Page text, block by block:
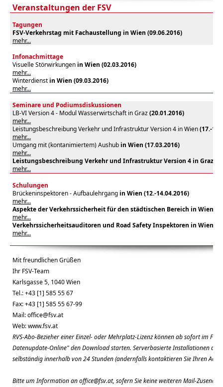
Veranstaltungen der FSV
Tagungen
FSV-Verkehrstag mit Fachaustellung in Wien (09.06.2016)
mehr...
Infonachmittage
Visuelle Störwirkungen in Wien (02.03.2016)
mehr...
Winterdienst in Wien (09.03.2016)
mehr...
Seminare und Podiumsdiskussionen
LB-VI Version 4 - Modul Wasserwirtschaft in Graz(20.01.2016)
mehr...
Leistungsbeschreibung Verkehr und Infrastruktur Version 4 in Wien(17.-
mehr...
Umgang mit (kontanimiertem) Aushub in Wien (17.03.2016)
mehr...
Leistungsbeschreibung Verkehr und Infrastruktur Version 4 in Graz
mehr...
Schulungen
Brückeninspektoren - Aufbaulehrgang in Wien (12.-14.04.2016)
mehr...
Aspekte der Verkehrssicherheit für den städtischen Bereich in Wien
mehr...
Verkehrssicherheitsauditoren und Road Safety Inspektoren in Wien
mehr...
Mit freundlichen Grüßen
Ihr FSV-Team
Karlsgasse 5, 1040 Wien
Tel.: +43 [1] 585 55 67
Fax: +43 [1] 585 55 67-99
Mail:office@fsv.at
Web:www.fsv.at
RVS-Abo-Bezieher einer Einzel- oder Mehrplatz-Lizenz können ab sofort im
Datenupdate-Online" den Download starten. Serverbasierte Installationen
selbständig innerhalb von 24 Stunden (andernfalls kontaktieren Sie Ihren
Bitte um Information anoffice@fsv.at, sofern Sie keine weiteren Mail-